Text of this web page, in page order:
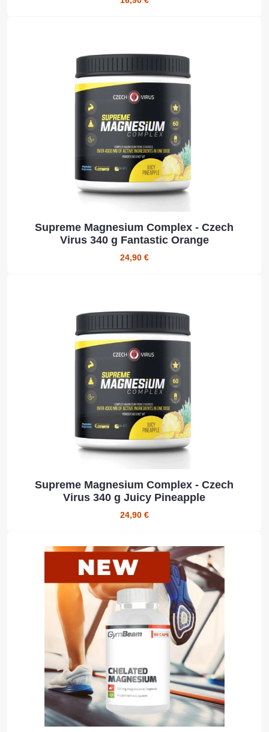
Supreme Magnesium Complex - Czech
Virus 340 g Fantastic Orange
24,90 €
Supreme Magnesium Complex - Czech
Virus 340 g Juicy Pineapple
24,90 €